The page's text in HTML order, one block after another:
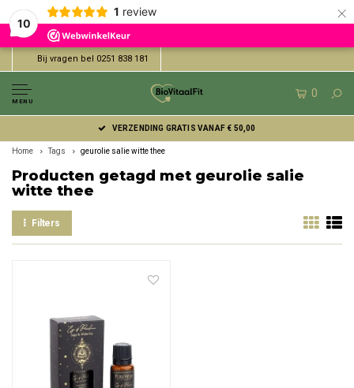
10
1 review ×
Bij vragen bel 0251 838 181
MENU
0
VERZENDING GRATIS VANAF € 50,00
Home Tags geurolie salie witte thee
Producten getagd met geurolie salie
witte thee
Filters